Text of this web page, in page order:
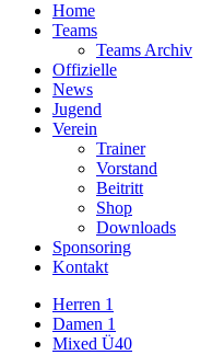
Home
Teams
Teams Archiv
Offizielle
News
Jugend
Verein
Trainer
Vorstand
Beitritt
Shop
Downloads
Sponsoring
Kontakt
Herren 1
Damen 1
Mixed Ü40